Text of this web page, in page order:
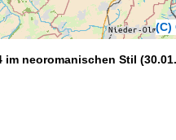
(C)
neoromanischen Stil